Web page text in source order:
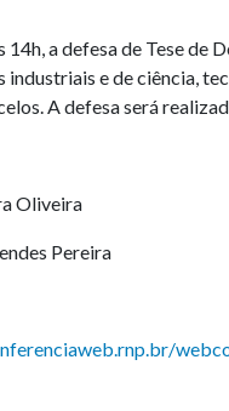
14h, a defesa de Tese
e de ciência,
A defesa será
Oliveira
Pereira